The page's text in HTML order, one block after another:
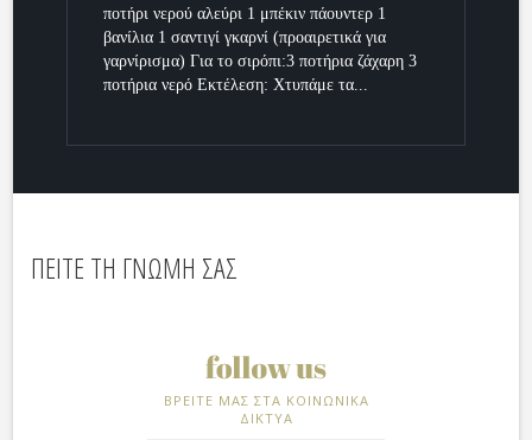
ποτήρι νερού αλεύρι 1 μπέκιν πάουντερ 1
βανίλια 1 σαντιγί γκαρνί (προαιρετικά για
γαρνίρισμα) Για το σιρόπι:3 ποτήρια ζάχαρη 3
ποτήρια νερό Εκτέλεση: Χτυπάμε τα...
ΠΕΙΤΕ ΤΗ ΓΝΩΜΗ ΣΑΣ
ΒΡΕΙΤΕ ΜΑΣ ΣΤΑ ΚΟΙΝΩΝΙΚΑ
ΔΙΚΤΥΑ